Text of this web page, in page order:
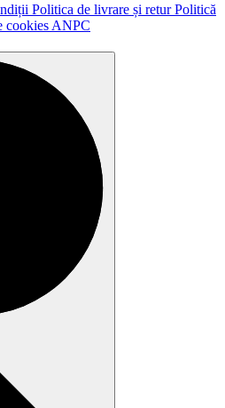
Politica de livrare și returPolitică
cookies ANPC